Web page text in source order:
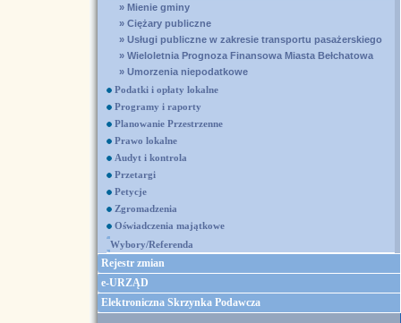
» Mienie gminy
» Ciężary publiczne
» Usługi publiczne w zakresie transportu pasażerskiego
» Wieloletnia Prognoza Finansowa Miasta Bełchatowa
» Umorzenia niepodatkowe
Podatki i opłaty lokalne
Programy i raporty
Planowanie Przestrzenne
Prawo lokalne
Audyt i kontrola
Przetargi
Petycje
Zgromadzenia
Oświadczenia majątkowe
Wybory/Referenda
Rejestr zmian
e-URZĄD
Elektroniczna Skrzynka Podawcza